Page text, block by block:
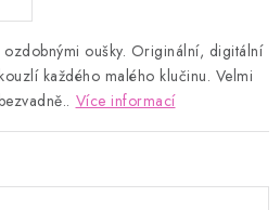
oušky. Originální, digitální
každého malého klučinu. Velmi
Více informací